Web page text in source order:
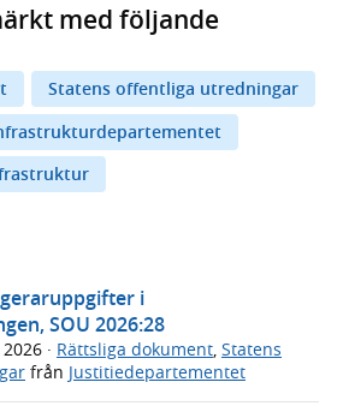
med följande
Statens offentliga utredningar
i
SOU 2026:28
· Rättsliga dokument Statens
från Justitiedepartementet